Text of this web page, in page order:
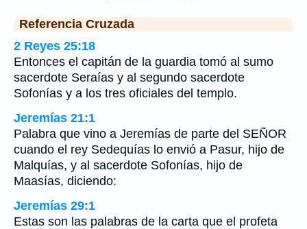
Referencia Cruzada
2 Reyes 25:18
Entonces el capitán de la guardia tomó al sumo
sacerdote Seraías y al segundo sacerdote
Sofonías y a los tres oficiales del templo.
Jeremías 21:1
Palabra que vino a Jeremías de parte del SEÑOR
cuando el rey Sedequías lo envió a Pasur, hijo de
Malquías, y al sacerdote Sofonías, hijo de
Maasías, diciendo:
Jeremías 29:1
Estas son las palabras de la carta que el profeta